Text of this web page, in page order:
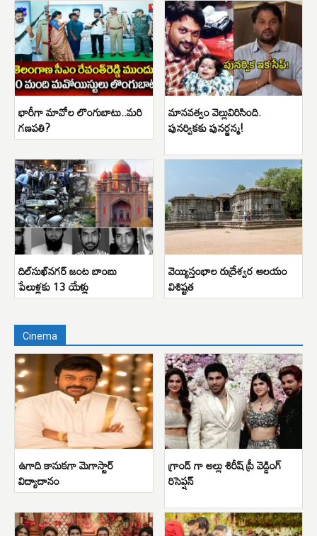
భారీగా మావోల లొంగుబాటు..మరి
గణపతి?
మానవత్వం వెల్లువిరిసింది.
పునర్వికకు పునర్జన్మ!
దిల్‌సుఖ్‌నగర్ జంట బాంబు
పేలుళ్లకు 13 యేళ్లు
వెయ్యిస్తంభాల రుద్రేశ్వర ఆలయం
విశిష్టత
Cinema
ఉగాది కానుకగా మెగాస్టార్
విద్యాదానం
గ్రాండ్ గా అల్లు శిరీష్ ప్రీ వెడ్డింగ్
రిసెప్షన్